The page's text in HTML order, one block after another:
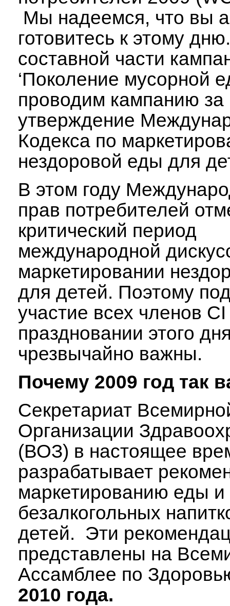
Мы надеемся, что вы
готовитесь к этому
составной части
‘Поколение мусорной
проводим кампанию за
утверждение
Кодекса по
нездоровой еды для
В этом году
прав потребителей
критический период
международной
маркетировании
для детей. Поэтому
участие всех членов
праздновании этого
чрезвычайно важны.
Почему 2009 год так
Секретариат
Организации
(ВОЗ) в настоящее
разрабатывает
маркетированию еды и
безалкогольных
детей. Эти
представлены на
Ассамблее по
2010 года.